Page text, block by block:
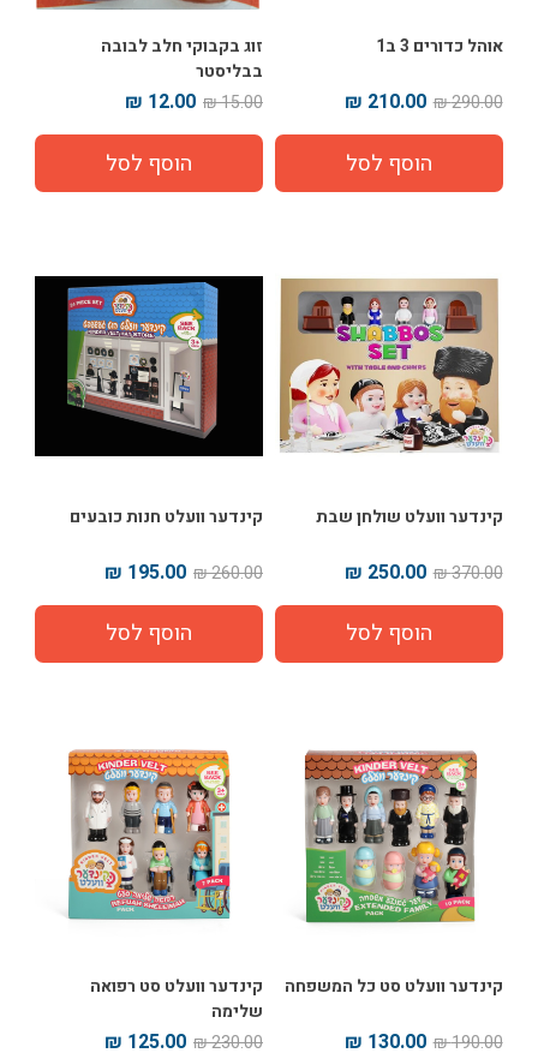
אוהל כדורים 3 ב1
290.00 ₪
210.00 ₪
זוג בקבוקי חלב לבובה
בבליסטר
15.00 ₪
12.00 ₪
קינדער וועלט שולחן שבת
370.00 ₪
250.00 ₪
קינדער וועלט חנות כובעים
260.00 ₪
195.00 ₪
קינדער וועלט סט כל המשפחה
190.00 ₪
130.00 ₪
קינדער וועלט סט רפואה
שלימה
230.00 ₪
125.00 ₪